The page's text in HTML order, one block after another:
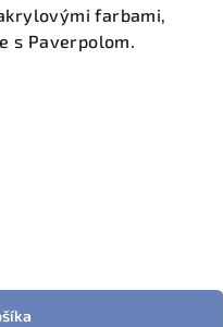
farbami,
s Paverpolom.